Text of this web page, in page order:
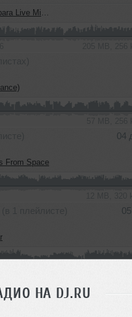
НА DJ.RU
24.01.2026
04
From Space
(в 1 плейлисте)